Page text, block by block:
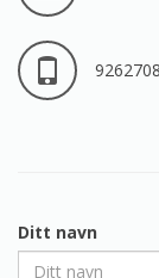
Ditt navn